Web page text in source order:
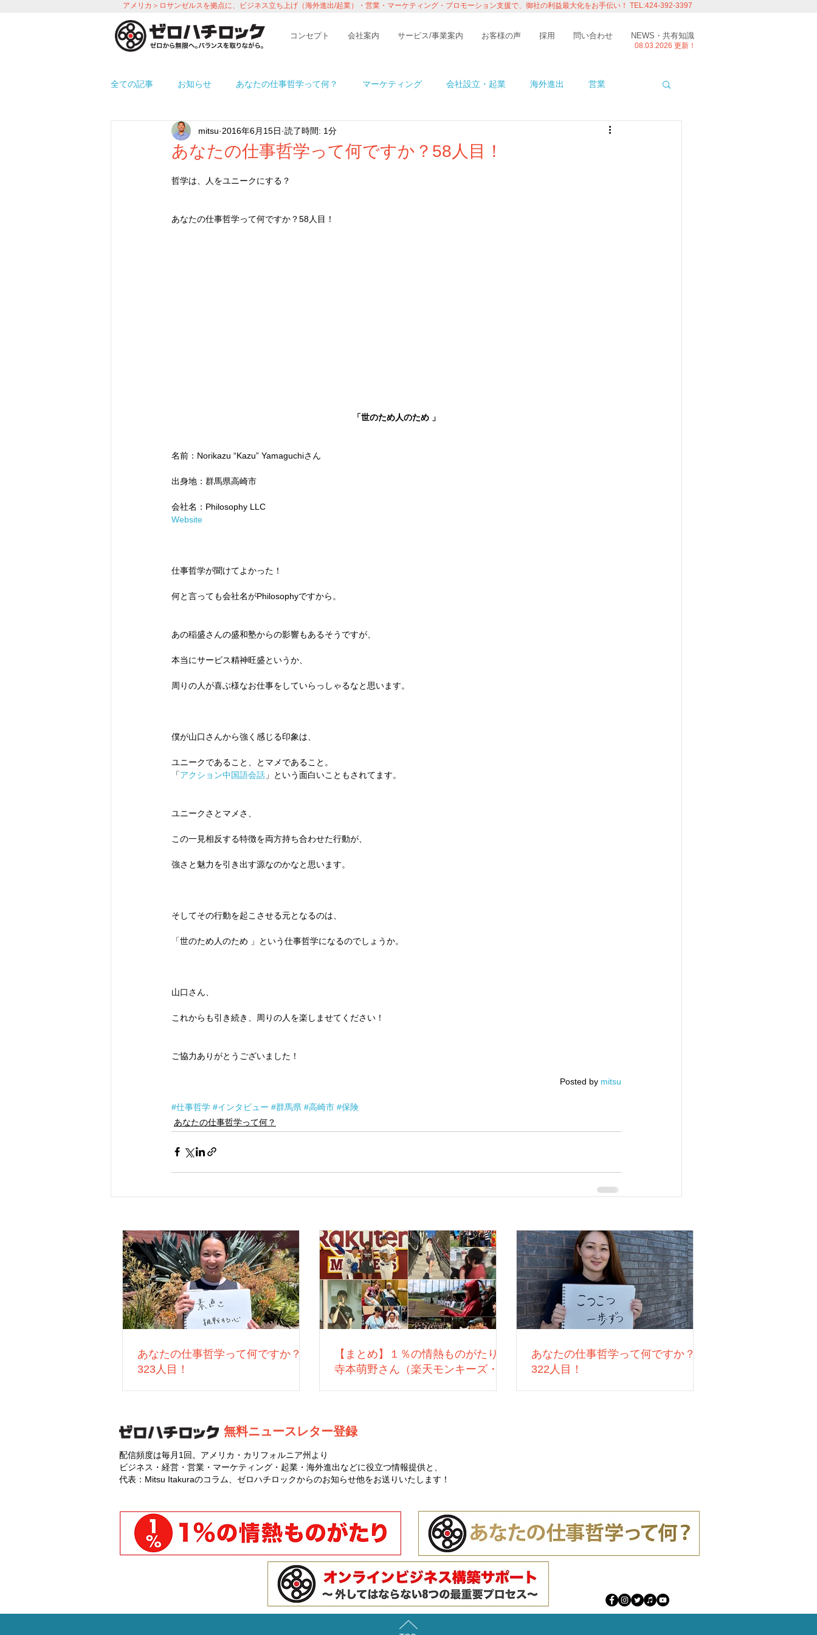
アメリカ＞ロサンゼルスを拠点に、ビジネス立ち上げ（海外進出/起業）・営業・マーケティング・プロモーション支援で、御社の利益最大化をお手伝い！ TEL:424-392-3397
コンセプト 会社案内 サービス/事業案内 お客様の声 採用 問い合わせ NEWS・共有知識
08.03.2026 更新！
全ての記事 お知らせ あなたの仕事哲学って何？ マーケティング 会社設立・起業 海外進出 営業
プロモーション 労務＆人事 in アメリカ イベント・レポート ITエンジニアの視点
使えるアプリ紹介 オフィス環境
あなたの仕事哲学って何ですか？58人目！
mitsu 2016年6月15日 読了時間: 1分
哲学は、人をユニークにする？
あなたの仕事哲学って何ですか？58人目！
「世のため人のため 」
名前：Norikazu “Kazu” Yamaguchiさん
出身地：群馬県高崎市
会社名：Philosophy LLC
Website
仕事哲学が聞けてよかった！
何と言っても会社名がPhilosophyですから。
あの稲盛さんの盛和塾からの影響もあるそうですが、
本当にサービス精神旺盛というか、
周りの人が喜ぶ様なお仕事をしていらっしゃるなと思います。
僕が山口さんから強く感じる印象は、
ユニークであること、とマメであること。
「アクション中国語会話 」という面白いこともされてます。
ユニークさとマメさ、
この一見相反する特徴を両方持ち合わせた行動が、
強さと魅力を引き出す源なのかなと思います。
そしてその行動を起こさせる元となるのは、
「世のため人のため 」という仕事哲学になるのでしょうか。
山口さん、
これからも引き続き、周りの人を楽しませてください！
ご協力ありがとうございました！
Posted by mitsu
#仕事哲学 #インタビュー #群馬県 #高崎市 #保険
あなたの仕事哲学って何？
あなたの仕事哲学って何ですか？
323人目！
【まとめ】１％の情熱ものがたり：
寺本萌野さん（楽天モンキーズ・営
あなたの仕事哲学って何ですか？
322人目！
無料ニュースレター登録
配信頻度は毎月1回。アメリカ・カリフォルニア州より
ビジネス・経営・営業・マーケティング・起業・海外進出などに役立つ情報提供と、
代表：Mitsu Itakuraのコラム、ゼロハチロックからのお知らせ他をお送りいたします！